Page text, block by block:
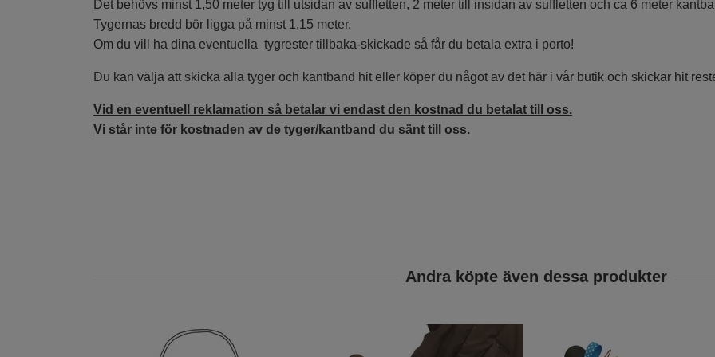
Det behövs minst 1,50 meter tyg till utsidan av suffletten, 2 meter till insidan av suffletten och ca 6 meter
Tygernas bredd bör ligga på minst 1,15 meter.
Om du vill ha dina eventuella tygrester tillbaka-skickade så får du betala extra i porto!
Du kan välja att skicka alla tyger och kantband hit eller köper du något av det här i vår butik och skickar hit
Vid en eventuell reklamation så betalar vi endast den kostnad du betalat till oss.
Vi står inte för kostnaden av de tyger/kantband du sänt till oss.